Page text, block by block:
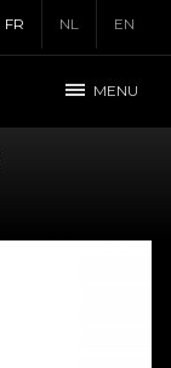
FR NL EN
MENU